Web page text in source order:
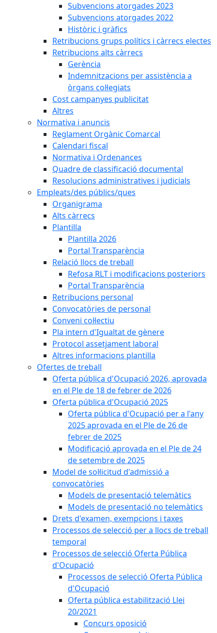
Subvencions atorgades 2023
Subvencions atorgades 2022
Històric i gràfics
Retribucions grups polítics i càrrecs electes
Retribucions alts càrrecs
Gerència
Indemnitzacions per assistència a
òrgans col·legiats
Cost campanyes publicitat
Altres
Normativa i anuncis
Reglament Orgànic Comarcal
Calendari fiscal
Normativa i Ordenances
Quadre de classificació documental
Resolucions administratives i judicials
Empleats/des públics/ques
Organigrama
Alts càrrecs
Plantilla
Plantilla 2026
Portal Transparència
Relació llocs de treball
Refosa RLT i modificacions posteriors
Portal Transparència
Retribucions personal
Convocatòries de personal
Conveni col·lectiu
Pla intern d'Igualtat de gènere
Protocol assetjament laboral
Altres informacions plantilla
Ofertes de treball
Oferta pública d'Ocupació 2026, aprovada
en el Ple de 18 de febrer de 2026
Oferta pública d'Ocupació 2025
Oferta pública d'Ocupació per a l'any
2025 aprovada en el Ple de 26 de
febrer de 2025
Modificació aprovada en el Ple de 24
de setembre de 2025
Model de sol·licitud d'admissió a
convocatòries
Models de presentació telemàtics
Models de presentació no telemàtics
Drets d'examen, exempcions i taxes
Processos de selecció per a llocs de treball
temporal
Processos de selecció Oferta Pública
d'Ocupació
Processos de selecció Oferta Pública
d'Ocupació
Oferta pública estabilització Llei
20/2021
Concurs oposició